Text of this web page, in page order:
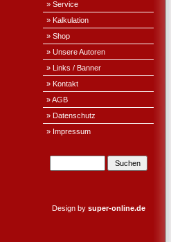
» Service
» Kalkulation
» Shop
» Unsere Autoren
» Links / Banner
» Kontakt
» AGB
» Datenschutz
» Impressum
Design by super-online.de